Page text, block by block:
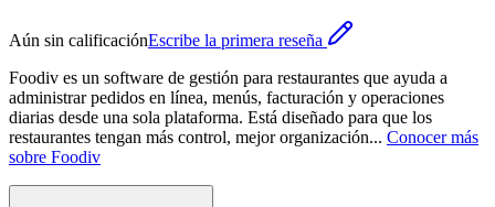
Aún sin calificaciónEscribe la primera reseña
Foodiv es un software de gestión para restaurantes que ayuda a
administrar pedidos en línea, menús, facturación y operaciones
diarias desde una sola plataforma. Está diseñado para que los
restaurantes tengan más control, mejor organización... Conocer más
sobre Foodiv